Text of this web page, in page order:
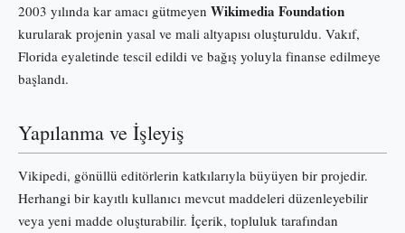
2003 yılında kar amacı gütmeyen Wikimedia Foundation
kurularak projenin yasal ve mali altyapısı oluşturuldu. Vakıf,
Florida eyaletinde tescil edildi ve bağış yoluyla finanse edilmeye
başlandı.
Yapılanma ve İşleyiş
Vikipedi, gönüllü editörlerin katkılarıyla büyüyen bir projedir.
Herhangi bir kayıtlı kullanıcı mevcut maddeleri düzenleyebilir
veya yeni madde oluşturabilir. İçerik, topluluk tarafından